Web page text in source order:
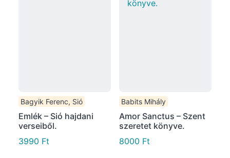
Bagyik Ferenc, Sió
Emlék – Sió hajdani
verseiből.
3990 Ft
Babits Mihály
Amor Sanctus – Szent
szeretet könyve.
8000 Ft